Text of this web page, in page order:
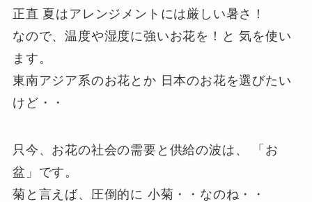
正直 夏はアレンジメントには厳しい暑さ！
なので、温度や湿度に強いお花を！ と 気を使い
ます。
東南アジア系のお花とか 日本のお花を選びたい
けど・・
只今、お花の社会の需要と供給の波は、 「お
盆」です。
菊と言えば、圧倒的に 小菊・・なのね・・